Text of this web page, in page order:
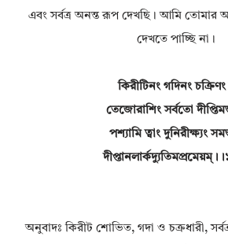
এবং সর্বত্র অনন্ত রূপ দেখছি। আমি তোমার
দেখতে পাচ্ছি না।
কিরীটিনং গদিনং
তেজোরাশিং সর্বতো
পশ্যামি ত্বাং দুনিরীক্ষ্যং
অনুবাদঃ কিরীট শোভিত, গদা ও চক্রধারী,